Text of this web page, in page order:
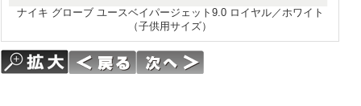
ナイキ グローブ ユースベイパージェット9.0 ロイヤル／ホワイト
（子供用サイズ）